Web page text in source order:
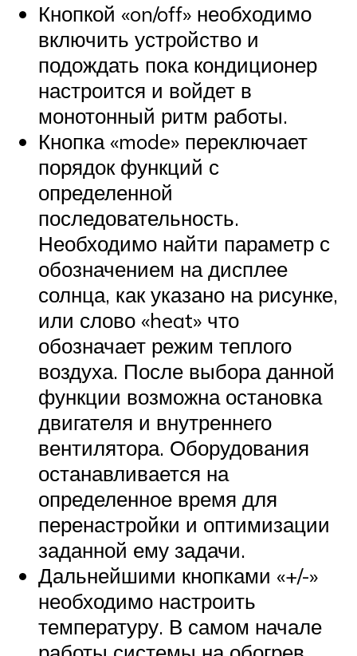
Кнопкой «on/off» необходимо
включить устройство и
подождать пока кондиционер
настроится и войдет в
монотонный ритм работы.
Кнопка «mode» переключает
порядок функций с
определенной
последовательность.
Необходимо найти параметр с
обозначением на дисплее
солнца, как указано на рисунке,
или слово «heat» что
обозначает режим теплого
воздуха. После выбора данной
функции возможна остановка
двигателя и внутреннего
вентилятора. Оборудования
останавливается на
определенное время для
перенастройки и оптимизации
заданной ему задачи.
Дальнейшими кнопками «+/-»
необходимо настроить
температуру. В самом начале